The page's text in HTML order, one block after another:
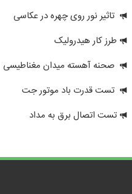
تاثیر نور روی چهره در عکاسی
طرز کار هیدرولیک
صحنه آهسته میدان مغناطیسی
تست قدرت باد موتور جت
تست اتصال برق به مداد